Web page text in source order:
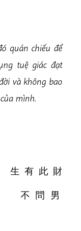
quán chiếu để
tuệ giác đạt
và không bao
mình.
有 此 財
問 男